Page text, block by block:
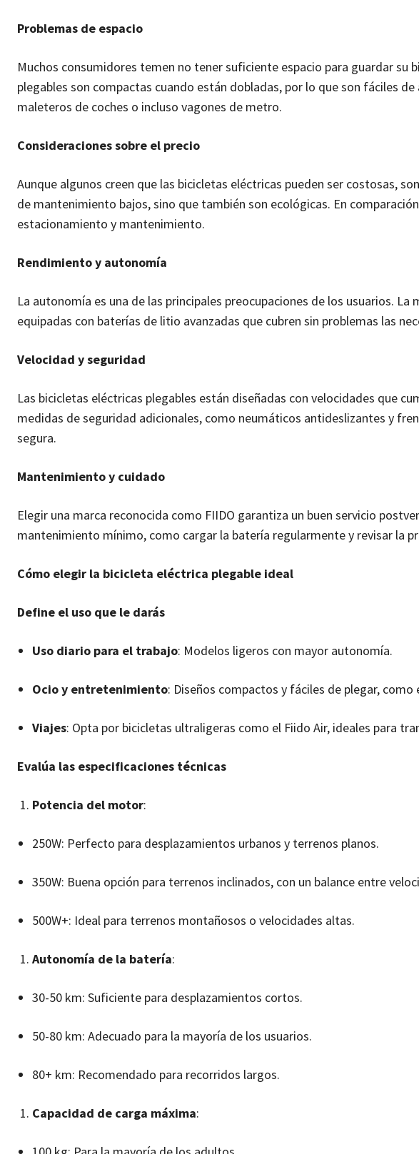
Problemas de espacio
Muchos consumidores temen no tener suficiente espacio para guardar su
plegables son compactas cuando están dobladas, por lo que son fáciles
maleteros de coches o incluso vagones de metro.
Consideraciones sobre el precio
Aunque algunos creen que las bicicletas eléctricas pueden ser costosas,
de mantenimiento bajos, sino que también son ecológicas. En
estacionamiento y mantenimiento.
Rendimiento y autonomía
La autonomía es una de las principales preocupaciones de los usuarios.
equipadas con baterías de litio avanzadas que cubren sin problemas las
Velocidad y seguridad
Las bicicletas eléctricas plegables están diseñadas con velocidades que
medidas de seguridad adicionales, como neumáticos antideslizantes y
segura.
Mantenimiento y cuidado
Elegir una marca reconocida como FIIDO garantiza un buen servicio
mantenimiento mínimo, como cargar la batería regularmente y revisar la
Cómo elegir la bicicleta eléctrica plegable ideal
Define el uso que le darás
Uso diario para el trabajo: Modelos ligeros con mayor autonomía.
Ocio y entretenimiento: Diseños compactos y fáciles de plegar, como
Viajes: Opta por bicicletas ultraligeras como el Fiido Air, ideales para
Evalúa las especificaciones técnicas
Potencia del motor:
250W: Perfecto para desplazamientos urbanos y terrenos planos.
350W: Buena opción para terrenos inclinados, con un balance entre
500W+: Ideal para terrenos montañosos o velocidades altas.
Autonomía de la batería:
30-50 km: Suficiente para desplazamientos cortos.
50-80 km: Adecuado para la mayoría de los usuarios.
80+ km: Recomendado para recorridos largos.
Capacidad de carga máxima: